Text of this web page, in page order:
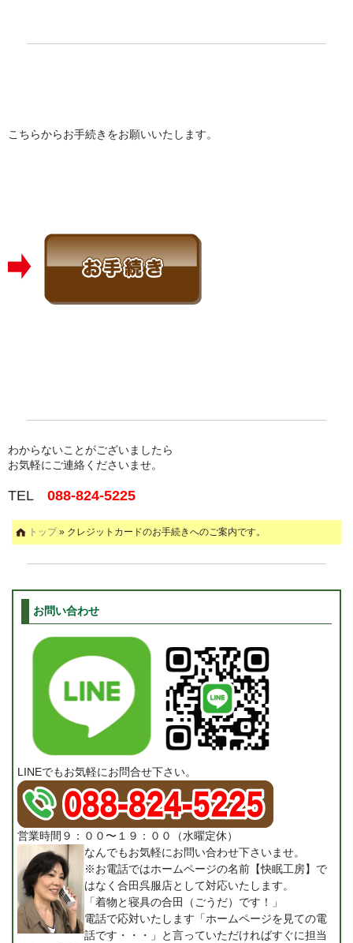
こちらからお手続きをお願いいたします。
わからないことがございましたら
お気軽にご連絡くださいませ。
TEL 088-824-5225
トップ» クレジットカードのお手続きへのご案内です。
お問い合わせ
LINEでもお気軽にお問合せ下さい。
営業時間９：００〜１９：００（水曜定休）
なんでもお気軽にお問い合わせ下さいませ。
※お電話ではホームページの名前【快眠工房】で
はなく合田呉服店として対応いたします。
「着物と寝具の合田（ごうだ）です！」
電話で応対いたします「ホームページを見ての電
話です・・・」と言っていただければすぐに担当